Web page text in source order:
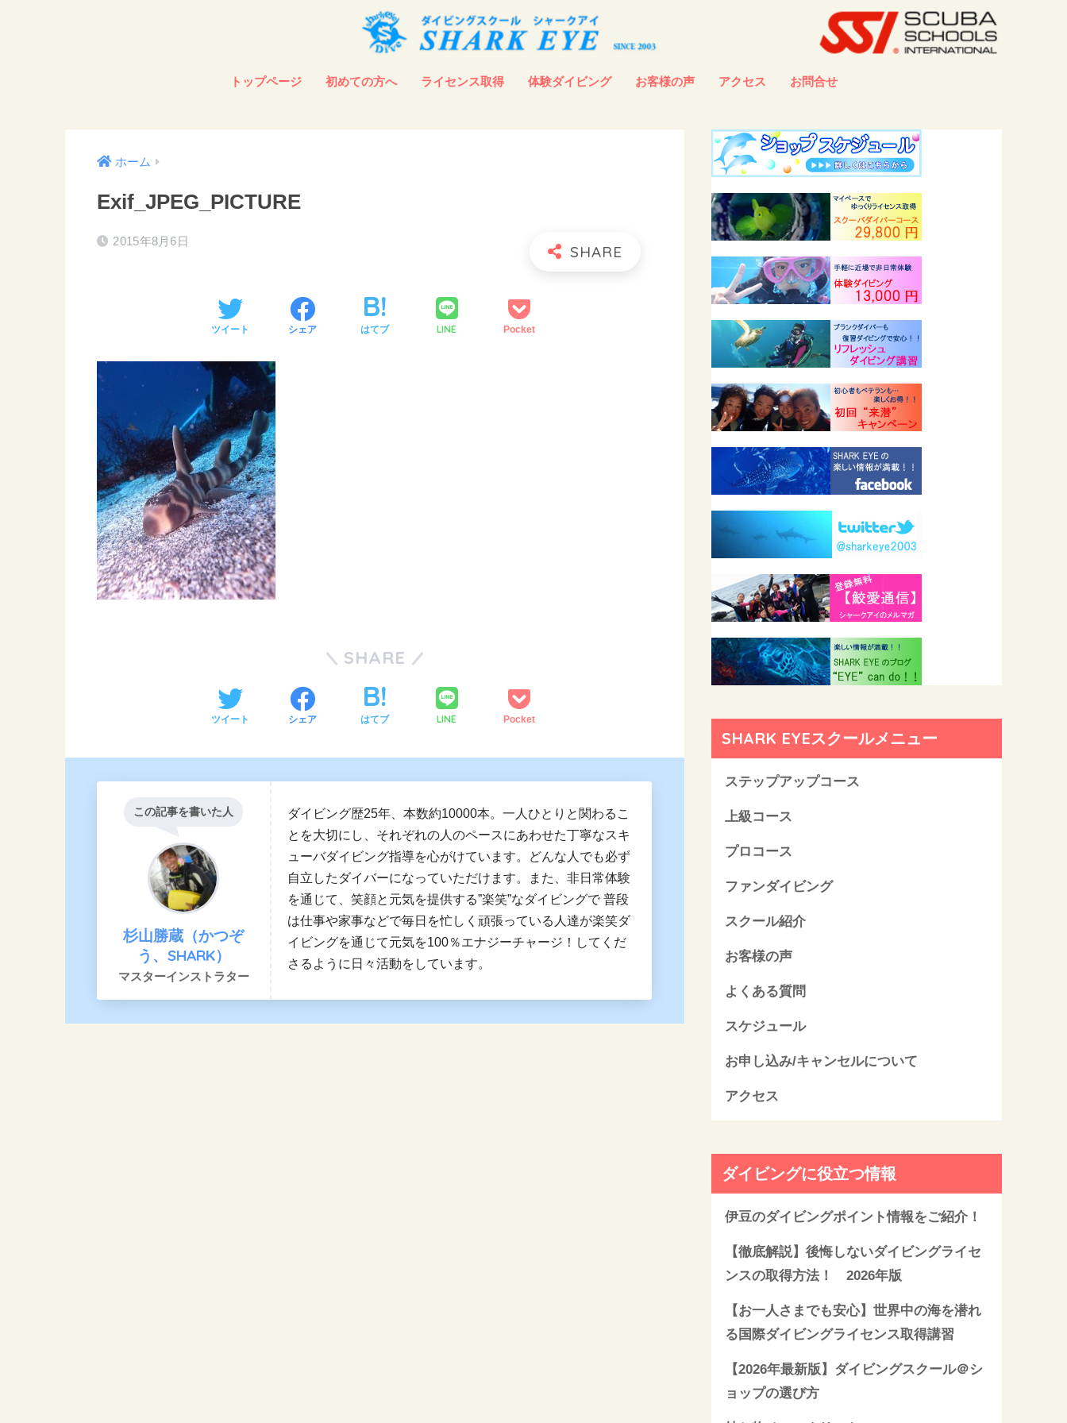
トップページ 初めての方へ ライセンス取得 体験ダイビング お客様の声 アクセス お問合せ
ホーム
Exif_JPEG_PICTURE
2015年8月6日
ツイート シェア はてブ LINE Pocket
SHARE
ツイート シェア はてブ LINE Pocket
この記事を書いた人
杉山勝蔵（かつぞ
う、SHARK）
マスターインストラター
ダイビング歴25年、本数約10000本。一人ひとりと関わるこ
とを大切にし、それぞれの人のペースにあわせた丁寧なスキ
ューバダイビング指導を心がけています。どんな人でも必ず
自立したダイバーになっていただけます。また、非日常体験
を通じて、笑顔と元気を提供する”楽笑”なダイビングで 普段
は仕事や家事などで毎日を忙しく頑張っている人達が楽笑ダ
イビングを通じて元気を100％エナジーチャージ！してくだ
さるように日々活動をしています。
SHARK EYEスクールメニュー
ステップアップコース
上級コース
プロコース
ファンダイビング
スクール紹介
お客様の声
よくある質問
スケジュール
お申し込み/キャンセルについて
アクセス
ダイビングに役立つ情報
伊豆のダイビングポイント情報をご紹介！
【徹底解説】後悔しないダイビングライセ
ンスの取得方法！ 2026年版
【お一人さまでも安心】世界中の海を潜れ
る国際ダイビングライセンス取得講習
【2026年最新版】ダイビングスクール＠シ
ョップの選び方